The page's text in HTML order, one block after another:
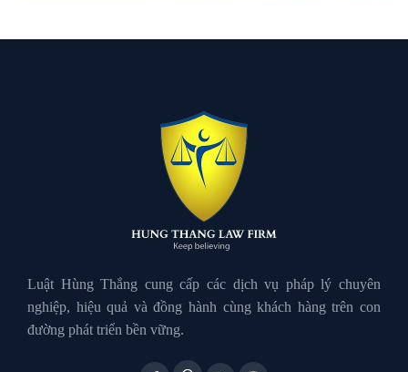
Luật Giao Thông
Luật Hành Chính
Luật Hôn Nhân Gia Đình
Luật Hùng Thắng cung cấp các dịch vụ pháp lý chuyên
nghiệp, hiệu quả và đồng hành cùng khách hàng trên con
đường phát triển bền vững.